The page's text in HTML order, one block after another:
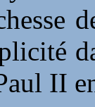
II